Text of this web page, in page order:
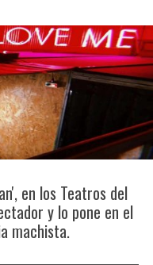
en los Teatros del
y lo pone en el
machista.